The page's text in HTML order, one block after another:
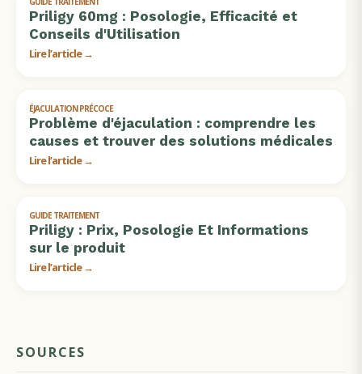
Priligy 60mg : Posologie, Efficacité et
Conseils d'Utilisation
Lire l’article →
ÉJACULATION PRÉCOCE
Problème d'éjaculation : comprendre les
causes et trouver des solutions médicales
Lire l’article →
GUIDE TRAITEMENT
Priligy : Prix, Posologie Et Informations
sur le produit
Lire l’article →
SOURCES